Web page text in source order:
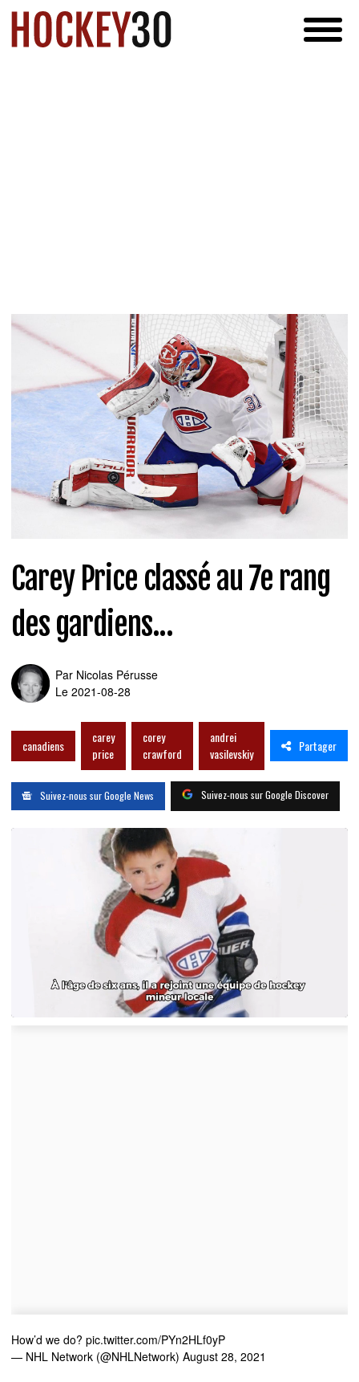
Carey Price classé au 7e rang
des gardiens...
Par Nicolas Pérusse
Le 2021-08-28
canadiens
carey
price
corey
crawford
andrei
vasilevskiy
Partager
Suivez-nous sur Google News Suivez-nous sur Google Discover
How’d we do? pic.twitter.com/PYn2HLf0yP
— NHL Network (@NHLNetwork) August 28, 2021